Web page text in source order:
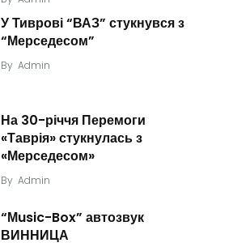
У Тиврові “ВАЗ” стукнувся з
“Мерседесом”
By Admin
На 30-річчя Перемоги
«Таврія» стукнулась з
«Мерседесом»
By Admin
“Мusic-Box” автозвук
ВИННИЦА